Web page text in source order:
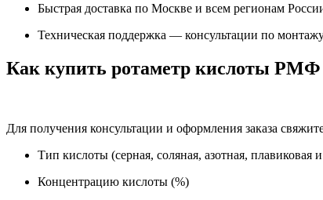
Быстрая доставка по Москве и всем регионам
Техническая поддержка — консультации по
Как купить ротаметр кислоты РМФ
Для получения консультации и оформления заказа
Тип кислоты (серная, соляная, азотная, плавиковая
Концентрацию кислоты (%)